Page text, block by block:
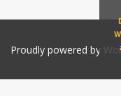
Proudly powered by